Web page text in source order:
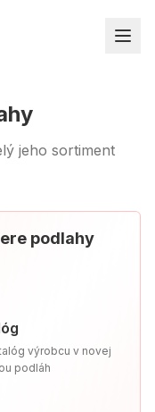
jeho sortiment
podlahy
výrobcu v novej
podláh